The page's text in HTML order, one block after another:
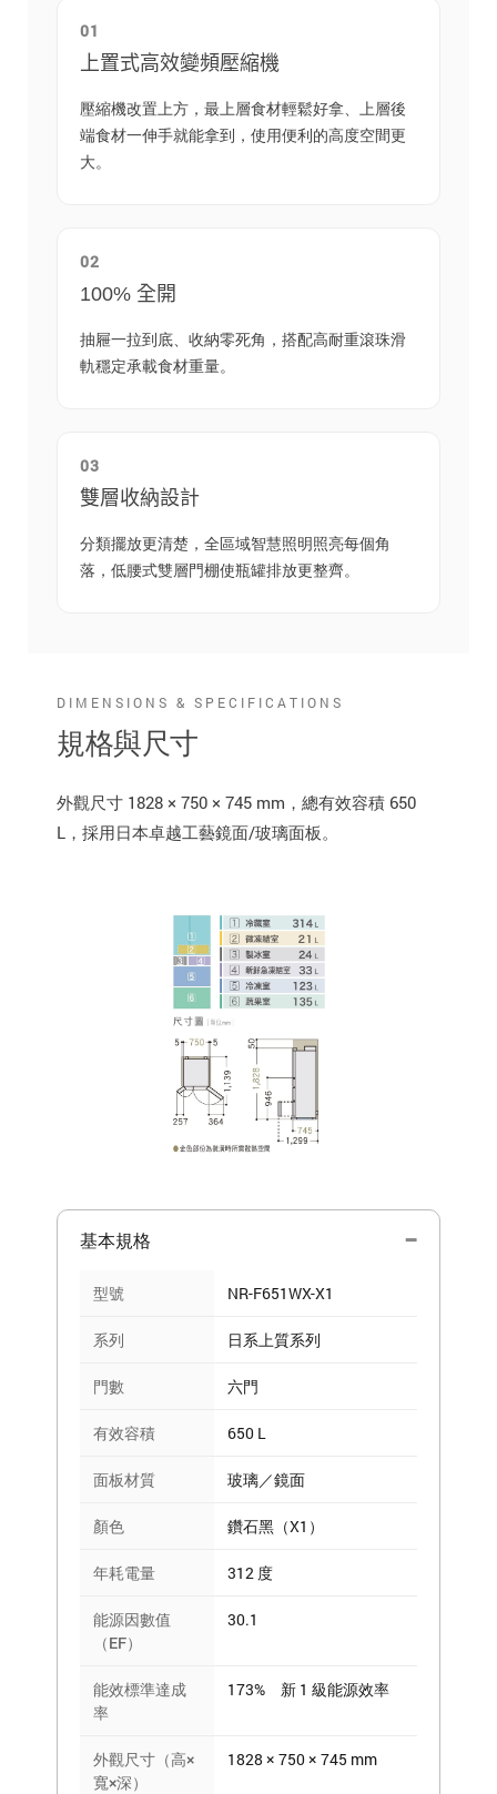
01
上置式高效變頻壓縮機
壓縮機改置上方，最上層食材輕鬆好拿、上層後
端食材一伸手就能拿到，使用便利的高度空間更
大。
02
100% 全開
抽屜一拉到底、收納零死角，搭配高耐重滾珠滑
軌穩定承載食材重量。
03
雙層收納設計
分類擺放更清楚，全區域智慧照明照亮每個角
落，低腰式雙層門棚使瓶罐排放更整齊。
DIMENSIONS & SPECIFICATIONS
規格與尺寸
外觀尺寸 1828 × 750 × 745 mm，總有效容積 650
L，採用日本卓越工藝鏡面/玻璃面板。
基本規格
型號 NR-F651WX-X1
系列 日系上質系列
門數 六門
有效容積 650 L
面板材質 玻璃／鏡面
顏色 鑽石黑（X1）
年耗電量 312 度
能源因數值
（EF）
30.1
能效標準達成
率
173% 新 1 級能源效率
外觀尺寸（高×
寬×深）
1828 × 750 × 745 mm